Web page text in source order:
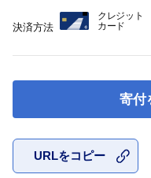
寄付
URLをコピー
決済方法
クレジット
カード